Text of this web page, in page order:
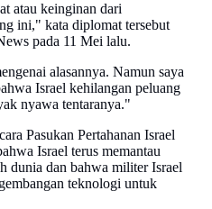
atau keinginan dari
ini," kata diplomat tersebut
pada 11 Mei lalu.
alasannya. Namun saya
Israel kehilangan peluang
nyawa tentaranya."
Pasukan Pertahanan Israel
Israel terus memantau
dunia dan bahwa militer Israel
teknologi untuk